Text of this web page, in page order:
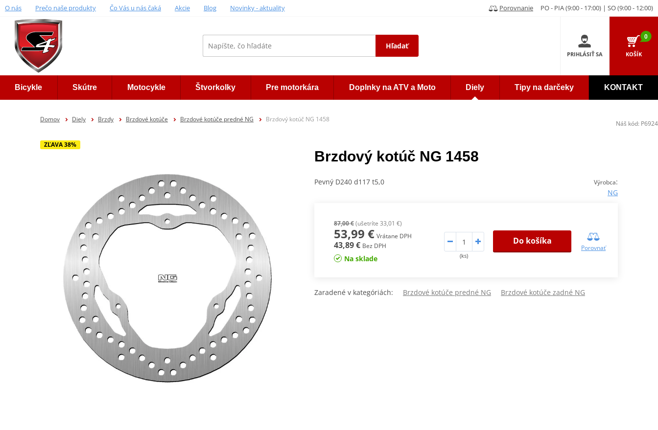
O nás Prečo naše produkty Čo Vás u nás čaká Akcie Blog Novinky - aktuality Porovnanie PO - PIA (9:00 - 17:00) | SO (9:00 - 12:00)
Hľadať
PRIHLÁSIŤ SA
0
KOŠÍK
Bicykle Skútre Motocykle Štvorkolky Pre motorkára Doplnky na ATV a Moto Diely Tipy na darčeky KONTAKT
Domov Diely Brzdy Brzdové kotúče Brzdové kotúče predné NG Brzdový kotúč NG 1458
ZĽAVA 38%
Brzdový kotúč NG 1458
Výrobca:
NG
Pevný D240 d117 t5,0
87,00 €(ušetríte 33,01 €)
53,99 € Vrátane DPH
43,89 € Bez DPH
Na sklade (ks)
Do košíka
Porovnať
Zaradené v kategóriách: Brzdové kotúče predné NG Brzdové kotúče zadné NG
Náš kód: P6924